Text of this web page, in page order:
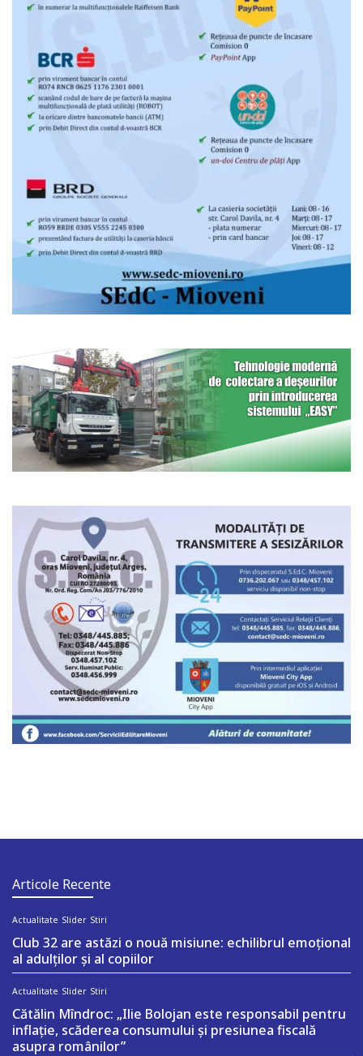
Articole Recente
Actualitate Slider Stiri
Club 32 are astăzi o nouă misiune: echilibrul emoțional
al adulților și al copiilor
Actualitate Slider Stiri
Cătălin Mîndroc: „Ilie Bolojan este responsabil pentru
inflație, scăderea consumului și presiunea fiscală
asupra românilor”